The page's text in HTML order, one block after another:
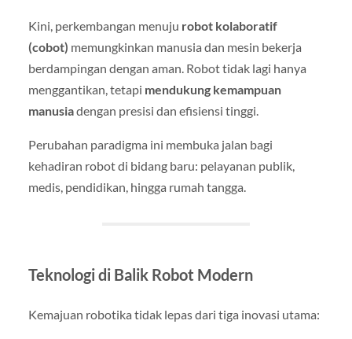
Kini, perkembangan menuju robot kolaboratif
(cobot) memungkinkan manusia dan mesin bekerja
berdampingan dengan aman. Robot tidak lagi hanya
menggantikan, tetapi mendukung kemampuan
manusiadengan presisi dan efisiensi tinggi.
Perubahan paradigma ini membuka jalan bagi
kehadiran robot di bidang baru: pelayanan publik,
medis, pendidikan, hingga rumah tangga.
Teknologi di Balik Robot Modern
Kemajuan robotika tidak lepas dari tiga inovasi utama: